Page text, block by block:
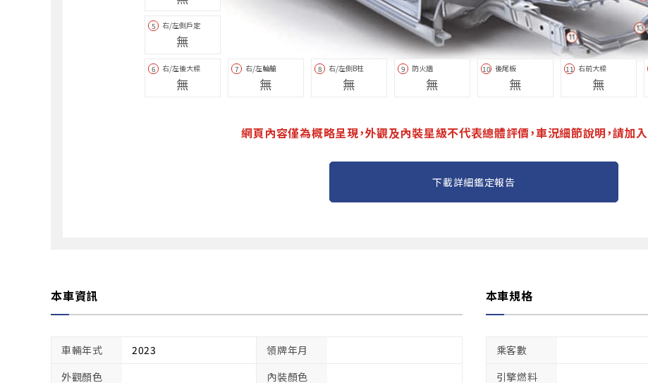
5 右/左側戶定
無
6 右/左後大樑
無
7 右/左輪艙
無
8 右/左側B柱
無
9 防火牆
無
10 後尾板
無
11 右前大樑
無
網頁內容僅為概略呈現，外觀及內裝星級不代表總體評價，車況細節說明，請加
下載詳細鑑定報告
本車資訊
車輛年式 2023
領牌年月
外觀顏色
內裝顏色
本車規格
乘客數
引擎燃料